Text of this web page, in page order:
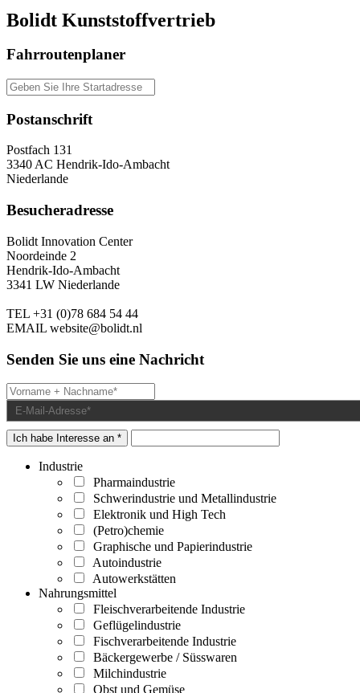
Bolidt Kunststoffvertrieb
Fahrroutenplaner
Postanschrift
Postfach 131
3340 AC Hendrik-Ido-Ambacht
Niederlande
Besucheradresse
Bolidt Innovation Center
Noordeinde 2
Hendrik-Ido-Ambacht
3341 LW Niederlande
TEL +31 (0)78 684 54 44
EMAIL website@bolidt.nl
Senden Sie uns eine Nachricht
Ich habe Interesse an *
Industrie
Pharmaindustrie
Schwerindustrie und Metallindustrie
Elektronik und High Tech
(Petro)chemie
Graphische und Papierindustrie
Autoindustrie
Autowerkstätten
Nahrungsmittel
Fleischverarbeitende Industrie
Geflügelindustrie
Fischverarbeitende Industrie
Bäckergewerbe / Süsswaren
Milchindustrie
Obst und Gemüse